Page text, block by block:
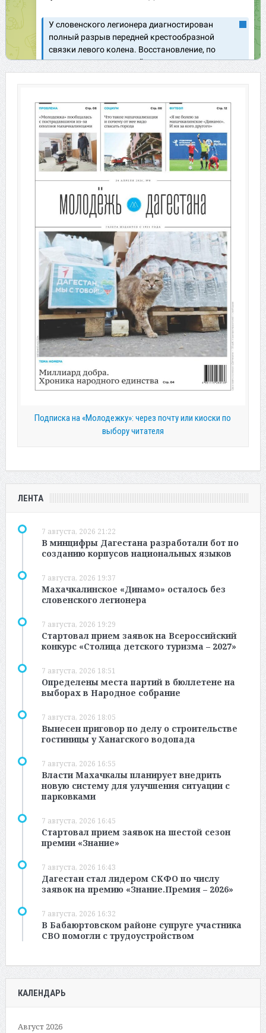
Подписка на «Молодежку»: через почту или киоски по
выбору читателя
ЛЕНТА
7 августа, 2026 21:22
В минцифры Дагестана разработали бот по
созданию корпусов национальных языков
7 августа, 2026 19:37
Махачкалинское «Динамо» осталось без
словенского легионера
7 августа, 2026 19:29
Стартовал прием заявок на Всероссийский
конкурс «Столица детского туризма – 2027»
7 августа, 2026 18:51
Определены места партий в бюллетене на
выборах в Народное собрание
7 августа, 2026 18:05
Вынесен приговор по делу о строительстве
гостиницы у Ханагского водопада
7 августа, 2026 16:55
Власти Махачкалы планирует внедрить
новую систему для улучшения ситуации с
парковками
7 августа, 2026 16:45
Стартовал прием заявок на шестой сезон
премии «Знание»
7 августа, 2026 16:43
Дагестан стал лидером СКФО по числу
заявок на премию «Знание.Премия – 2026»
7 августа, 2026 16:32
В Бабаюртовском районе супруге участника
СВО помогли с трудоустройством
КАЛЕНДАРЬ
Август 2026